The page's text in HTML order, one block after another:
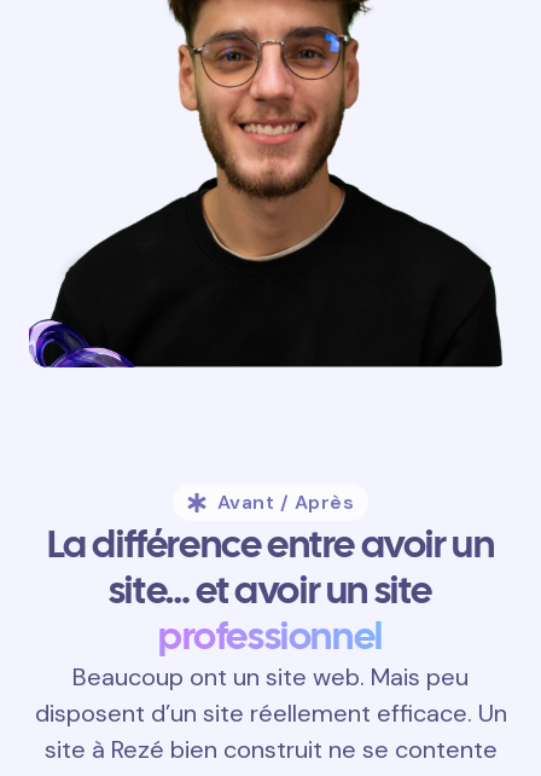
Avant / Après
La différence entre avoir un
site… et avoir un site
professionnel
Beaucoup ont un site web. Mais peu
disposent d’un site réellement efficace. Un
site à Rezé bien construit ne se contente